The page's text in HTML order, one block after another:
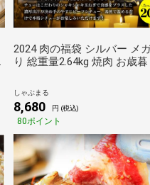
2024 肉の福袋 シルバー メ
り 総重量2.64kg 焼肉 お歳暮
お祝い あすつく しゃぶまる
しゃぶまる
8,680 円 (税込)
80ポイント